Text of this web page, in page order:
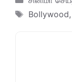
Tags
Bollywood,